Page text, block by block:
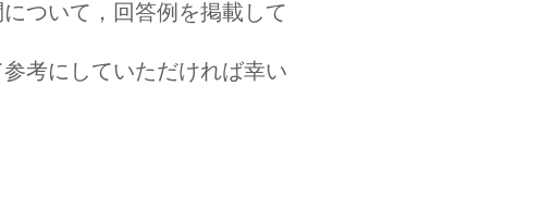
ついて，回答例を掲載して
考にしていただければ幸い